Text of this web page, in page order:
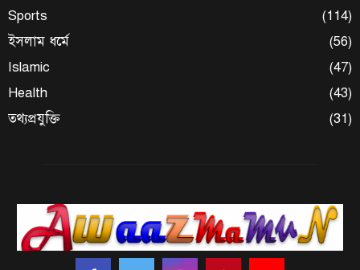
Sports
(114)
ইসলাম ধর্মে
(56)
Islamic
(47)
Health
(43)
তথ্যপ্রযুক্তি
(31)